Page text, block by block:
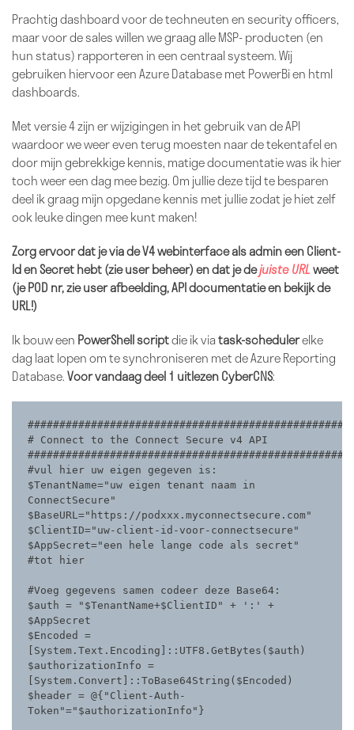
Prachtig dashboard voor de techneuten en security officers,
maar voor de sales willen we graag alle MSP- producten (en
hun status) rapporteren in een centraal systeem. Wij
gebruiken hiervoor een Azure Database met PowerBi en html
dashboards.
Met versie 4 zijn er wijzigingen in het gebruik van de API
waardoor we weer even terug moesten naar de tekentafel en
door mijn gebrekkige kennis, matige documentatie was ik hier
toch weer een dag mee bezig. Om jullie deze tijd te besparen
deel ik graag mijn opgedane kennis met jullie zodat je hiet zelf
ook leuke dingen mee kunt maken!
Zorg ervoor dat je via de V4 webinterface als admin een Client-
Id en Secret hebt (zie user beheer) en dat je dejuiste URLweet
(je POD nr, zie user afbeelding, API documentatie en bekijk de
URL!)
Ik bouw een PowerShell scriptdie ik viatask-schedulerelke
dag laat lopen om te synchroniseren met de Azure Reporting
Database.Voor vandaag deel 1 uitlezen CyberCNS:
#vul hier uw eigen gegeven is:
$TenantName="uw eigen tenant naam in
ConnectSecure"
$BaseURL="https://podxxx.myconnectsecure.com"
$ClientID="uw-client-id-voor-connectsecure"
$AppSecret="een hele lange code als secret"
#tot hier
#Voeg gegevens samen codeer deze Base64:
$auth = "$TenantName+$ClientID" + ':' +
$AppSecret
$Encoded =
[System.Text.Encoding]::UTF8.GetBytes($auth)
$authorizationInfo =
[System.Convert]::ToBase64String($Encoded)
$header = @{"Client-Auth-
Token"="$authorizationInfo"}